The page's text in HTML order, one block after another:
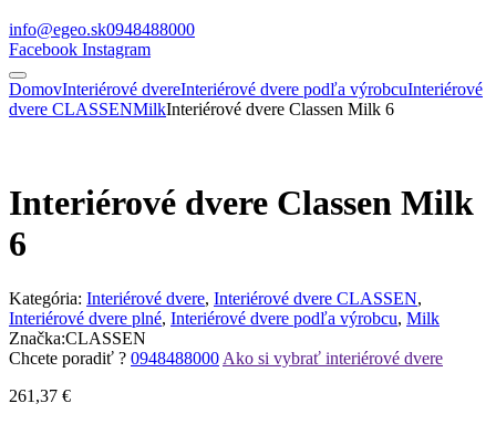
info@egeo.sk0948488000
Facebook Instagram
DomovInteriérové dvereInteriérové dvere podľa výrobcuInteriérové
dvere CLASSENMilkInteriérové dvere Classen Milk 6
Interiérové dvere Classen Milk
6
Kategória: Interiérové dvere, Interiérové dvere CLASSEN,
Interiérové dvere plné, Interiérové dvere podľa výrobcu, Milk
Značka:CLASSEN
Chcete poradiť ? 0948488000 Ako si vybrať interiérové dvere
261,37 €